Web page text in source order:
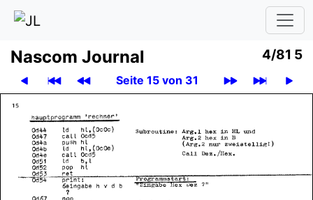
Nascom Journal 4/81 5
Seite 15 von 31